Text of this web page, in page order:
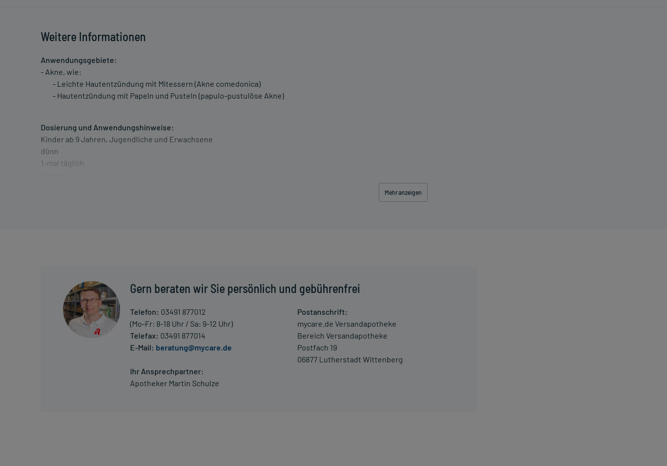
Weitere Informationen
Anwendungsgebiete:
- Akne, wie:
- Leichte Hautentzündung mit Mitessern (Akne comedonica)
- Hautentzündung mit Papeln und Pusteln (papulo-pustulöse Akne)
Dosierung und Anwendungshinweise:
Kinder ab 9 Jahren, Jugendliche und Erwachsene
dünn
1-mal täglich
Die Gesamtdosis sollte nicht ohne Rücksprache mit einem Arzt oder Apotheker überschritten werden.
Dauer der Anwendung?
Die Anwendungsdauer richtet sich nach der Art der Beschwerden und/oder dem Verlauf der Erkrankung.
Überdosierung?
Bei versehentlichem Verschlucken wenden Sie sich umgehend an einen Arzt.
Generell gilt: Achten Sie vor allem bei Säuglingen, Kleinkindern und älteren Menschen auf eine gewissenhafte
Dosierung. Im Zweifelsfalle fragen Sie Ihren Arzt oder Apotheker nach etwaigen Auswirkungen oder
Mehr anzeigen
Gern beraten wir Sie persönlich und gebührenfrei
Telefon: 03491 877012
(Mo-Fr: 8-18 Uhr / Sa: 9-12 Uhr)
Telefax: 03491 877014
E-Mail: beratung@mycare.de
Ihr Ansprechpartner:
Apotheker Martin Schulze
Postanschrift:
mycare.de Versandapotheke
Bereich Versandapotheke
Postfach 19
06877 Lutherstadt Wittenberg